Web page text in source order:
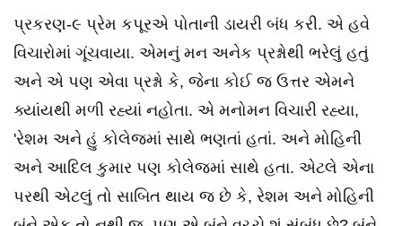
પ્રકરણ-૯ પ્રેમ કપૂરએ પોતાની ડાયરી બંધ કરી. એ હવે
વિચારોમાં ગૂંચવાયા. એમનું મન અનેક પ્રશ્નોથી ભરેલું હતું
અને એ પણ એવા પ્રશ્નો કે, જેના કોઈ જ ઉત્તર એમને
ક્યાંયથી મળી રહ્યાં નહોતા. એ મનોમન વિચારી રહ્યા,
'રેશમ અને હું કોલેજમાં સાથે ભણતાં હતાં. અને મોહિની
અને આદિલ કુમાર પણ કોલેજમાં સાથે હતા. એટલે એના
પરથી એટલું તો સાબિત થાય જ છે કે, રેશમ અને મોહિની